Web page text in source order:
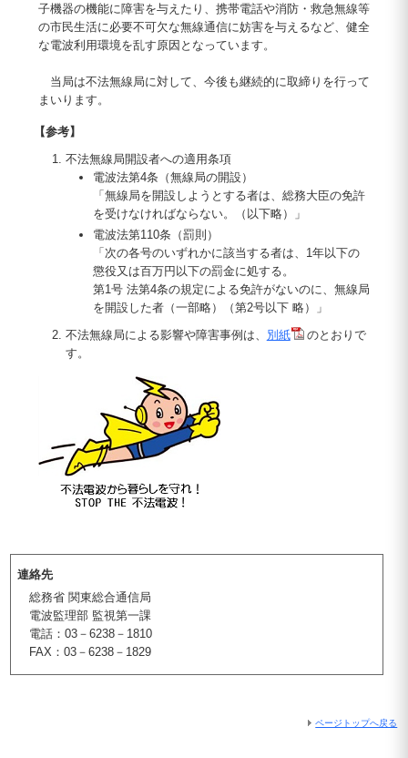
子機器の機能に障害を与えたり、携帯電話や消防・救急無線等
の市民生活に必要不可欠な無線通信に妨害を与えるなど、健全
な電波利用環境を乱す原因となっています。
当局は不法無線局に対して、今後も継続的に取締りを行って
まいります。
【参考】
不法無線局開設者への適用条項
電波法第4条（無線局の開設）
「無線局を開設しようとする者は、総務大臣の免許
を受けなければならない。（以下略）」
電波法第110条（罰則）
「次の各号のいずれかに該当する者は、1年以下の
懲役又は百万円以下の罰金に処する。
第1号 法第4条の規定による免許がないのに、無線局
を開設した者（一部略）（第2号以下 略）」
不法無線局による影響や障害事例は、 別紙
のとおりで
す。
連絡先
総務省 関東総合通信局
電波監理部 監視第一課
電話：03－6238－1810
FAX：03－6238－1829
ページトップへ戻る